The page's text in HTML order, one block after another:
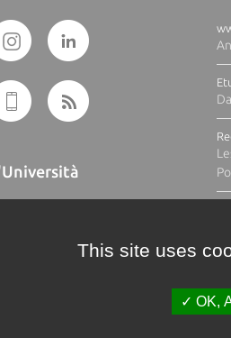
This site uses
OK,